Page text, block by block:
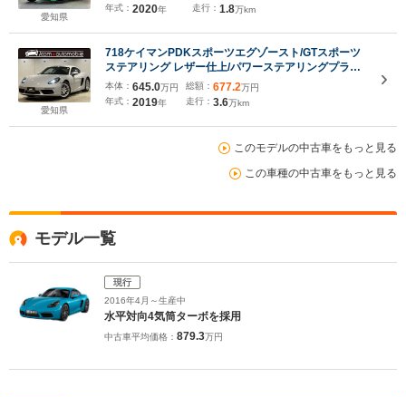
愛知県
年式： 2020年
走行： 1.8万km
愛知県
718ケイマンPDKスポーツエグゾースト/GTスポーツ
ステアリング レザー仕上/パワーステアリングプラス/
スポーツテールパイプ:シルバー/パークアシスト(リバ
ーシングカメラ付)/電動可倒式ドアミラー/ライトデザ
インパッケージ
本体： 645.0万円
年式： 2019年
総額： 677.2万円
走行： 3.6万km
このモデルの中古車をもっと見る
この車種の中古車をもっと見る
モデル一覧
現行
2016年4月～生産中
水平対向4気筒ターボを採用
中古車平均価格： 879.3万円